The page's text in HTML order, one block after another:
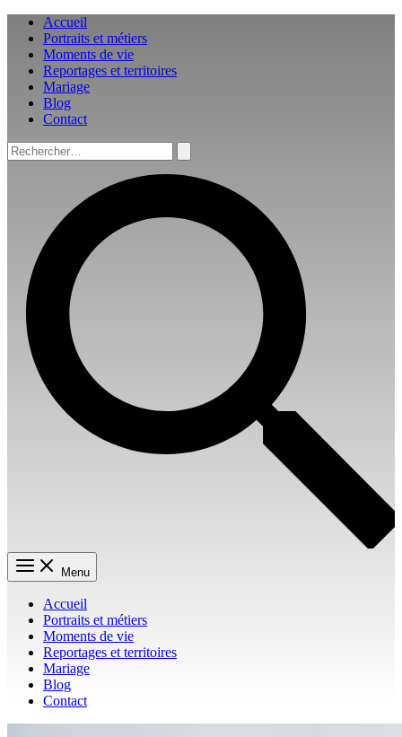
Aller
contenu
Accueil
Portraits et métiers
Moments de vie
Reportages et territoires
Mariage
Blog
Contact
Rechercher :
Menu
Accueil
Portraits et métiers
Moments de vie
Reportages et territoires
Mariage
Blog
Contact